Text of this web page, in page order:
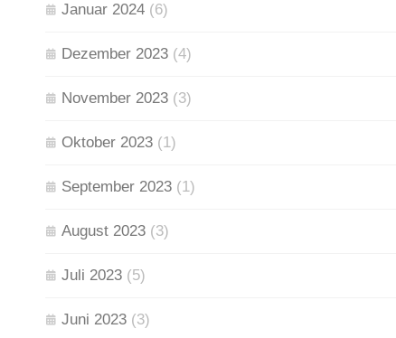
Januar 2024 (6)
Dezember 2023 (4)
November 2023 (3)
Oktober 2023 (1)
September 2023 (1)
August 2023 (3)
Juli 2023 (5)
Juni 2023 (3)